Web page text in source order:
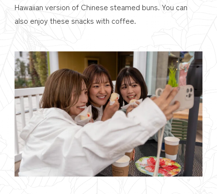
Hawaiian version of Chinese steamed buns. You can
also enjoy these snacks with coffee.